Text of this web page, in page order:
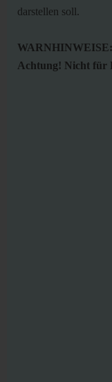
darstellen soll.
WARNHINWEISE:
Achtung! Nicht für